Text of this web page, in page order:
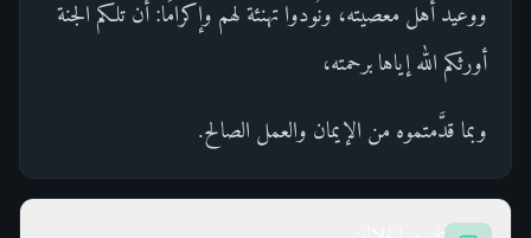
ووعيد أهل معصيته، ونُودوا تهنئة لهم وإكرامًا: أن تلكم الجنة
أورثكم الله إياها برحمته،
وبما قدَّمتموه من الإيمان والعمل الصالح.